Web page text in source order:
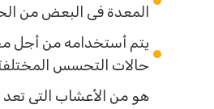
المعدة فى البعض من
يتم أستخدامه من أجل
حالات التحسس
هو من الأعشاب التى تعد